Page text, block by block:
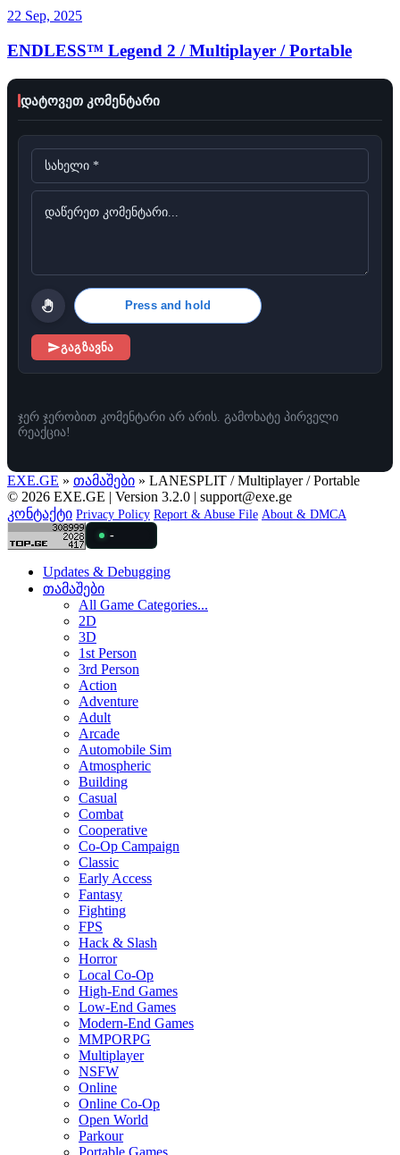
22 Sep, 2025
ENDLESS™ Legend 2 / Multiplayer / Portable
დატოვეთ კომენტარი
Press and hold
გაგზავნა
ჯერ ჯერობით კომენტარი არ არის. გამოხატე პირველი
რეაქცია!
EXE.GE » თამაშები » LANESPLIT / Multiplayer / Portable
© 2026 EXE.GE | Version 3.2.0 | support@exe.ge
კონტაქტი Privacy Policy Report & Abuse File About & DMCA
-
Updates & Debugging
თამაშები
All Game Categories...
2D
3D
1st Person
3rd Person
Action
Adventure
Adult
Arcade
Automobile Sim
Atmospheric
Building
Casual
Combat
Cooperative
Co-Op Campaign
Classic
Early Access
Fantasy
Fighting
FPS
Hack & Slash
Horror
Local Co-Op
High-End Games
Low-End Games
Modern-End Games
MMPORPG
Multiplayer
NSFW
Online
Online Co-Op
Open World
Parkour
Portable Games